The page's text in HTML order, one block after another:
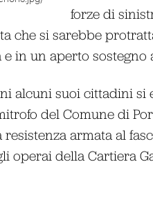
forze di
che si sarebbe
in un aperto sostegno
alcuni suoi cittadini si
del Comune di
armata al
operai della Cartiera